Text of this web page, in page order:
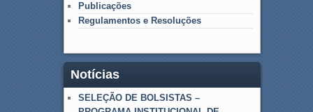
Publicações
Regulamentos e Resoluções
Notícias
SELEÇÃO DE BOLSISTAS –